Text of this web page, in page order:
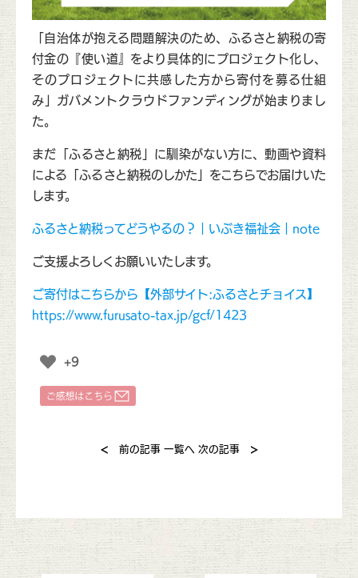
「自治体が抱える問題解決のため、ふるさと納税の寄
付金の『使い道』をより具体的にプロジェクト化し、
そのプロジェクトに共感した方から寄付を募る仕組
み」ガバメントクラウドファンディングが始まりまし
た。
まだ「ふるさと納税」に馴染がない方に、動画や資料
による「ふるさと納税のしかた」をこちらでお届けいた
します。
ふるさと納税ってどうやるの？｜いぶき福祉会｜note
ご支援よろしくお願いいたします。
ご寄付はこちらから【外部サイト:ふるさとチョイス】
https://www.furusato-tax.jp/gcf/1423
+9
< 前の記事 一覧へ 次の記事 >